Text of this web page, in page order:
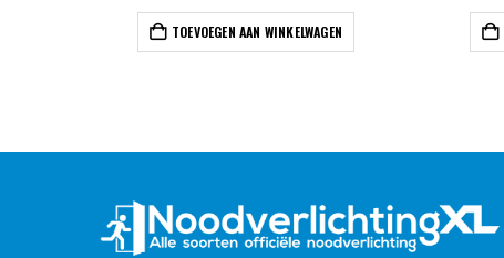
TOEVOEGEN AAN WINKELWAGEN